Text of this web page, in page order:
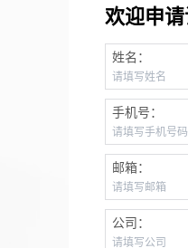
欢迎申请
姓名：
手机号：
邮箱：
公司：